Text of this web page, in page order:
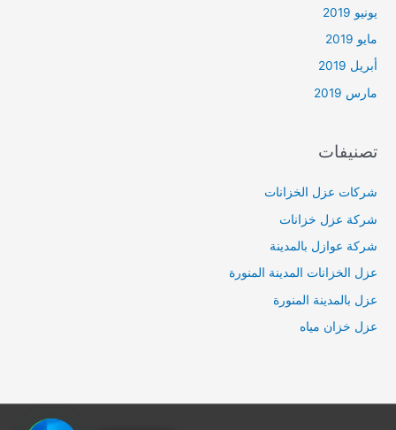
يونيو 2019
مايو 2019
أبريل 2019
مارس 2019
تصنيفات
شركات عزل الخزانات
شركة عزل خزانات
شركة عوازل بالمدينة
عزل الخزانات المدينة المنورة
عزل بالمدينة المنورة
عزل خزان مياه